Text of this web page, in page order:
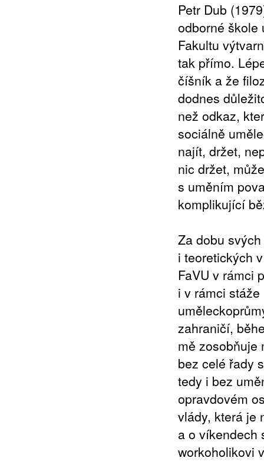
Petr Dub
odborné škole
Fakultu
tak přímo.
číšník a že
dodnes
než odkaz,
sociálně
najít, držet,
nic držet,
s uměním
komplikující
Za dobu
i teoretických
FaVU v rámci
i v rámci
zahraničí,
mě zosobňuje
bez celé řady
tedy i bez
opravdovém
vlády, která je
a o víkendech
workoholikovi